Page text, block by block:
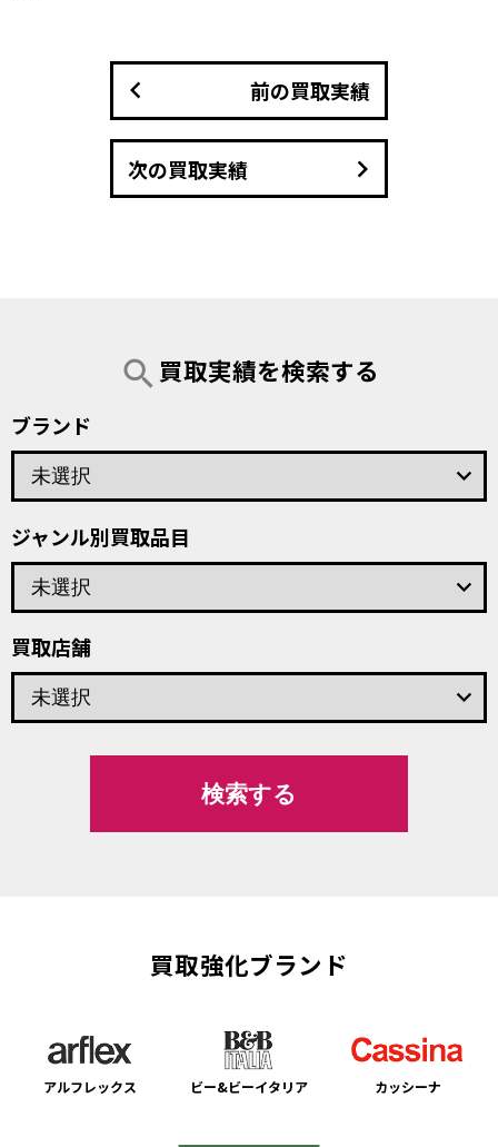
前の買取実績
keyboard_arrow_left
次の買取実績 keyboard_arrow_right
search買取実績を検索する
ブランド
keyboard_arrow_down
ジャンル別買取品目
keyboard_arrow_down
買取店舗
keyboard_arrow_down
買取強化ブランド
アルフレックス ビー&ビーイタリア カッシーナ